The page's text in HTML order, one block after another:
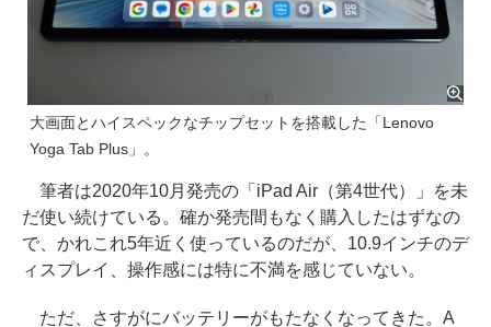
大画面とハイスペックなチップセットを搭載した「Lenovo
Yoga Tab Plus」。
筆者は2020年10月発売の「iPad Air（第4世代）」を未
だ使い続けている。確か発売間もなく購入したはずなの
で、かれこれ5年近く使っているのだが、10.9インチのデ
ィスプレイ、操作感には特に不満を感じていない。
ただ、さすがにバッテリーがもたなくなってきた。A